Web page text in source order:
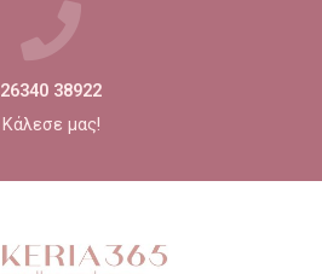
26340 38922
Κάλεσε μας!